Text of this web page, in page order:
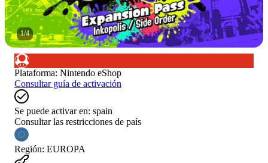
1/4
Plataforma: Nintendo eShop
Consultar guía de activación
Se puede activar en: spain
Consultar las restricciones de país
Región: EUROPA